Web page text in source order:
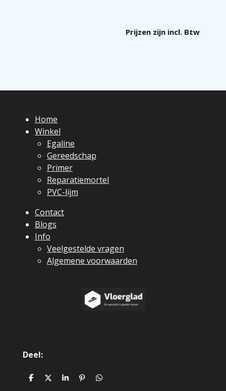
Prijzen zijn incl. Btw
Home
Winkel
Egaline
Gereedschap
Primer
Reparatiemortel
PVC-lijm
Contact
Blogs
Info
Veelgestelde vragen
Algemene voorwaarden
Deel:
D
D
S
P
D